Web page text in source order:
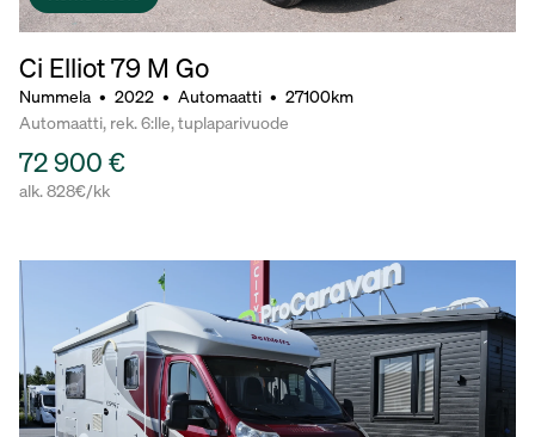
Ci Elliot 79 M Go
Nummela • 2022 • Automaatti • 27100km
Automaatti, rek. 6:lle, tuplaparivuode
72 900 €
alk. 828€/kk